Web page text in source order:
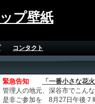
プ壁紙
コンタクト
緊急告知
「一番小さな花
管理人の地元、深谷市でこん
是非ご参加を 8月27日午後７